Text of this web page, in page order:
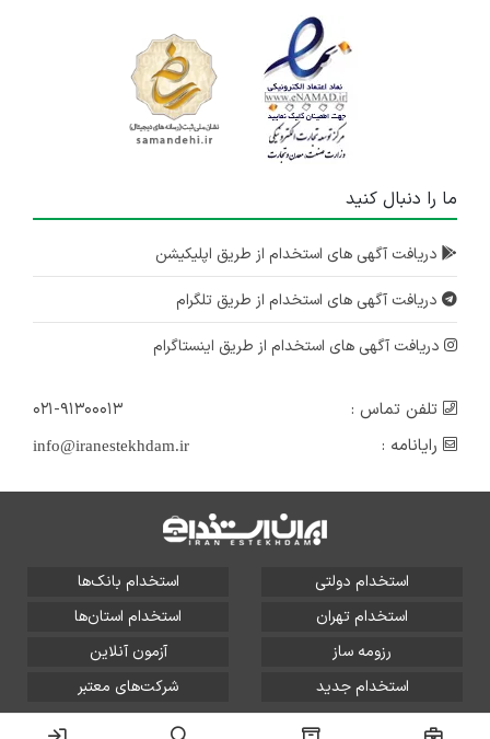
ما را دنبال کنید
دریافت آگهی های استخدام از طریق اپلیکیشن
دریافت آگهی های استخدام از طریق تلگرام
دریافت آگهی های استخدام از طریق اینستاگرام
تلفن تماس :
۰۲۱-۹۱۳۰۰۰۱۳
رایانامه :
info@iranestekhdam.ir
استخدام دولتی
استخدام بانک‌ها
استخدام تهران
استخدام استان‌ها
رزومه ساز
آزمون آنلاین
استخدام جدید
شرکت‌های معتبر
تمامی حقوق این سایت برای آلتین سیستم محفوظ است و هر